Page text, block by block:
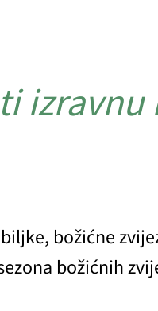
izravnu
božićne
božićnih